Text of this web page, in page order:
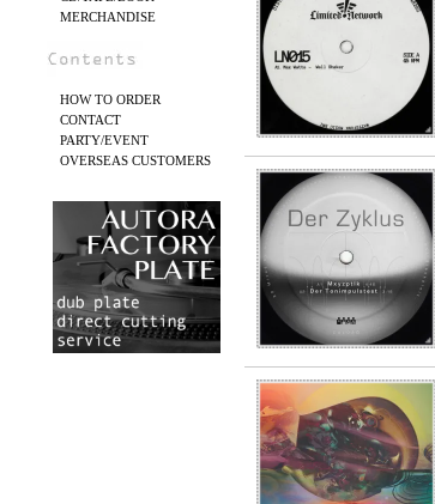
MERCHANDISE
HOW TO ORDER
CONTACT
PARTY/EVENT
OVERSEAS CUSTOMERS